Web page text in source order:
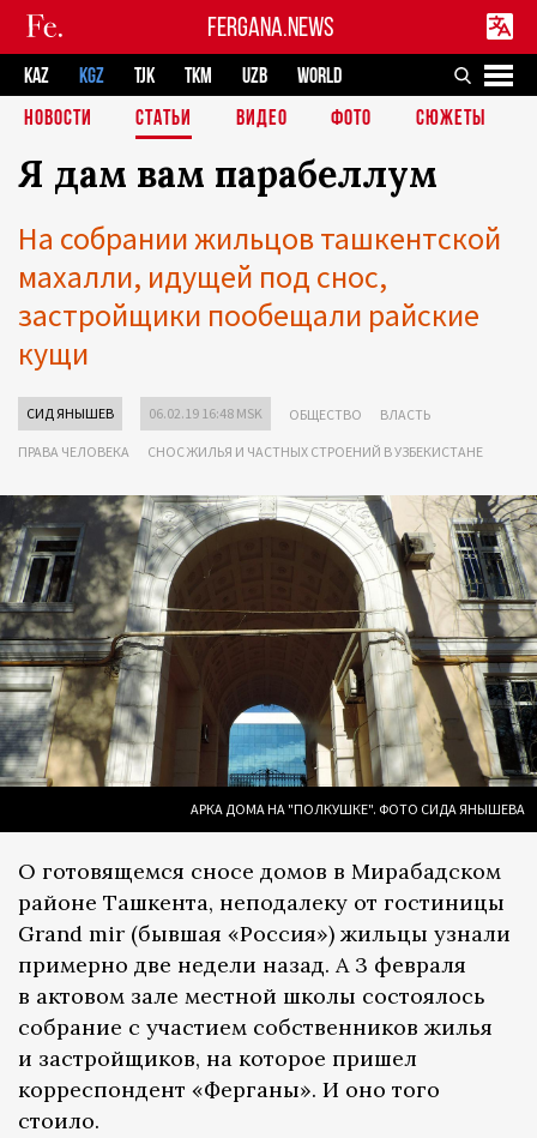
FERGANA.NEWS
KAZ KGZ TJK TKM UZB
WORLD
НОВОСТИ
СТАТЬИ ВИДЕО ФОТО СЮЖЕТЫ
Я дам вам парабеллум
На собрании жильцов ташкентской
махалли, идущей под снос,
застройщики пообещали райские
кущи
СИД ЯНЫШЕВ 06.02.19 16:48 MSK ОБЩЕСТВО ВЛАСТЬ
ПРАВА ЧЕЛОВЕКА СНОС ЖИЛЬЯ И ЧАСТНЫХ СТРОЕНИЙ В УЗБЕКИСТАНЕ
АРКА ДОМА НА "ПОЛКУШКЕ". ФОТО СИДА ЯНЫШЕВА
О готовящемся сносе домов в Мирабадском
районе Ташкента, неподалеку от гостиницы
Grand mir (бывшая «Россия») жильцы узнали
примерно две недели назад. А 3 февраля
в актовом зале местной школы состоялось
собрание с участием собственников жилья
и застройщиков, на которое пришел
корреспондент «Ферганы». И оно того
стоило.